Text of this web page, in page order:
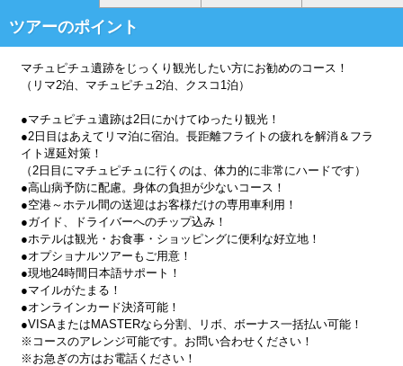
ツアーのポイント
マチュピチュ遺跡をじっくり観光したい方にお勧めのコース！
（リマ2泊、マチュピチュ2泊、クスコ1泊）
●マチュピチュ遺跡は2日にかけてゆったり観光！
●2日目はあえてリマ泊に宿泊。長距離フライトの疲れを解消＆フラ
イト遅延対策！
（2日目にマチュピチュに行くのは、体力的に非常にハードです）
●高山病予防に配慮。身体の負担が少ないコース！
●空港～ホテル間の送迎はお客様だけの専用車利用！
●ガイド、ドライバーへのチップ込み！
●ホテルは観光・お食事・ショッピングに便利な好立地！
●オプショナルツアーもご用意！
●現地24時間日本語サポート！
●マイルがたまる！
●オンラインカード決済可能！
●VISAまたはMASTERなら分割、リボ、ボーナス一括払い可能！
※コースのアレンジ可能です。お問い合わせください！
※お急ぎの方はお電話ください！